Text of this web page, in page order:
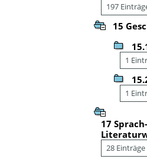
197
15
1
1
17
28 Einträge